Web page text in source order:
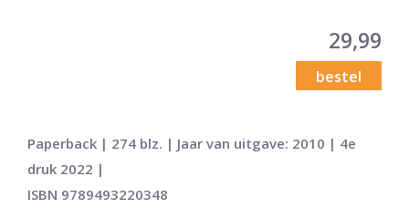
29,99
bestel
Paperback | 274 blz. | Jaar van uitgave: 2010 | 4e
druk 2022 |
ISBN 9789493220348